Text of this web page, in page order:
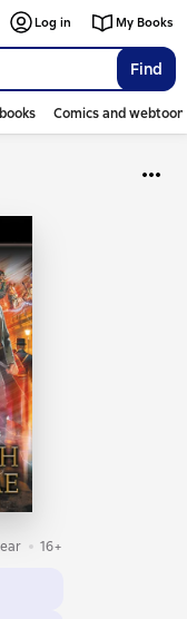
Find
Log in My Books
Comics and
16+